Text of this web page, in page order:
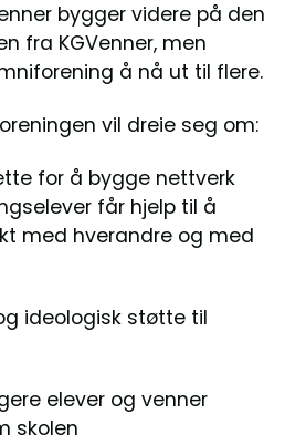
bygger videre på den
fra KGVenner, men
å nå ut til flere.
vil dreie seg om:
for å bygge nettverk
får hjelp til å
med hverandre og med
ideologisk støtte til
elever og venner
skolen